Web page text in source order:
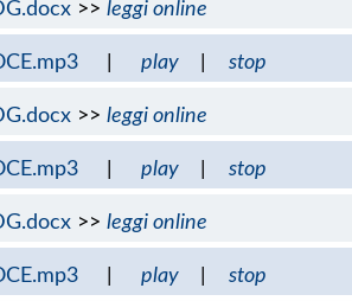
>> leggi online
play stop
>> leggi online
play stop
>> leggi online
play stop